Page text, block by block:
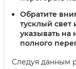
Обратите
тусклый свет
указывать
полного
Следуя данным